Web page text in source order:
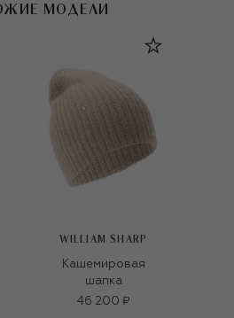
МОДЕЛИ
WILLIAM SHARP
Кашемировая
шапка
46 200 ₽